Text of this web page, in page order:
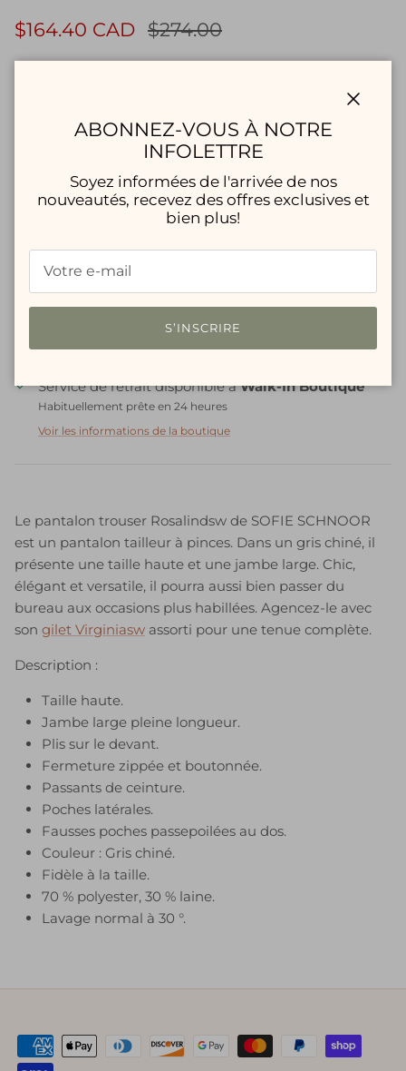
$164.40 CAD $274.00
36 / S 38 / M 40 / L
Quantité
AJOUTER AU PANIER
Service de retrait disponible àWalk-In Boutique
Habituellement prête en 24 heures
Voir les informations de la boutique
Le pantalon trouser Rosalindsw de SOFIE SCHNOOR
est un pantalon tailleur à pinces. Dans un gris chiné, il
présente une taille haute et une jambe large. Chic,
élégant et versatile, il pourra aussi bien passer du
bureau aux occasions plus habillées. Agencez-le avec
son gilet Virginiasw assorti pour une tenue complète.
Description :
Taille haute.
Jambe large pleine longueur.
Plis sur le devant.
Fermeture zippée et boutonnée.
Passants de ceinture.
Poches latérales.
Fausses poches passepoilées au dos.
Couleur : Gris chiné.
Fidèle à la taille.
70 % polyester, 30 % laine.
Lavage normal à 30 °.
ABONNEZ-VOUS À NOTRE
INFOLETTRE
Soyez informées de l'arrivée de nos
nouveautés, recevez des offres exclusives et
bien plus!
S’INSCRIRE